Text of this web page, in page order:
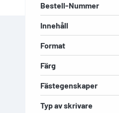
Bestell-Nummer
Innehåll
Format
Färg
Fästegenskaper
Typ av skrivare